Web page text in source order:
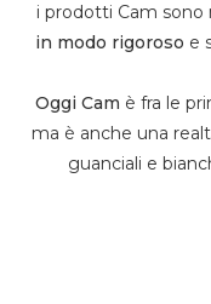
i prodotti Cam sono
in modo rigoroso e
Oggi Cam è fra le
ma è anche una
guanciali e